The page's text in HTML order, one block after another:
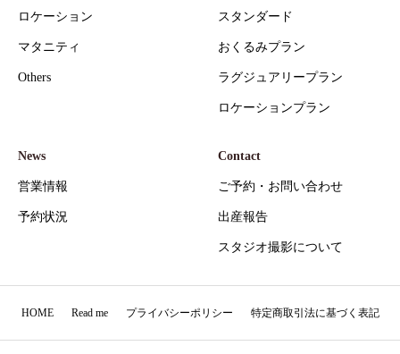
ロケーション
マタニティ
Others
スタンダード
おくるみプラン
ラグジュアリープラン
ロケーションプラン
News
営業情報
予約状況
Contact
ご予約・お問い合わせ
出産報告
スタジオ撮影について
HOME Read me プライバシーポリシー 特定商取引法に基づく表記